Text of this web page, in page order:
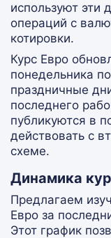
используют эти
операций с
котировки.
Курс Евро
понедельника
праздничные
последнего
публикуются в
действовать с
схеме.
Динамика
Предлагаем
Евро за
Этот график